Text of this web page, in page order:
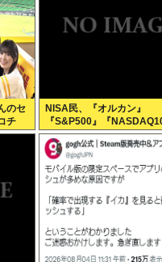
のセ
チ
NISA民、『オルカン』
『S&P500』『
か買わない